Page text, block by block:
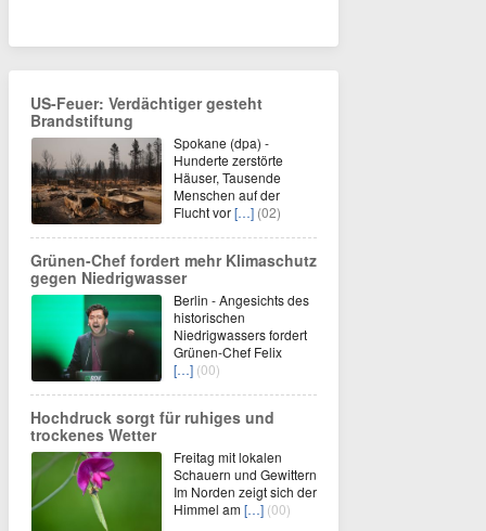
US-Feuer: Verdächtiger gesteht
Brandstiftung
Spokane (dpa) -
Hunderte zerstörte
Häuser, Tausende
Menschen auf der
Flucht vor[…] (02)
Grünen-Chef fordert mehr Klimaschutz
gegen Niedrigwasser
Berlin - Angesichts des
historischen
Niedrigwassers fordert
Grünen-Chef Felix
[…] (00)
Hochdruck sorgt für ruhiges und
trockenes Wetter
Freitag mit lokalen
Schauern und Gewittern
Im Norden zeigt sich der
Himmel am[…] (00)